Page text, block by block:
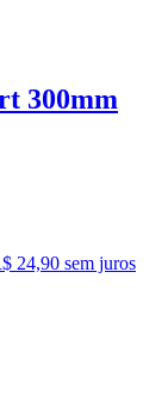
300mm
24,90 sem juros